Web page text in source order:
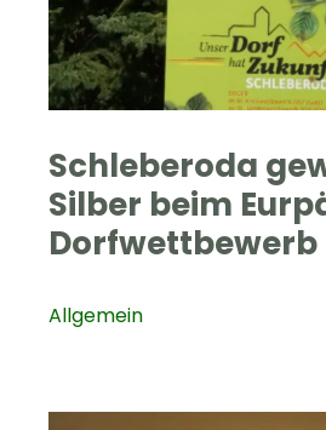
Schleberoda
Silber beim
Dorfwettbewerb
Allgemein